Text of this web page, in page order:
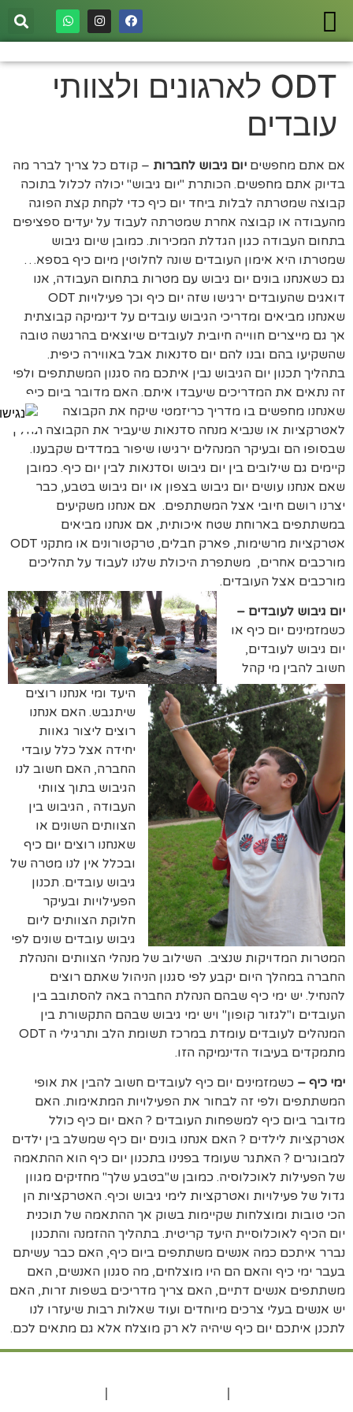
ODT לארגונים ולצוותי
עובדים
אם אתם מחפשים יום גיבוש לחברות – קודם כל צריך לברר מה
בדיוק אתם מחפשים. הכותרת "יום גיבוש" יכולה לכלול בתוכה
קבוצה שמטרתה לבלות ביחד יום כיף כדי לקחת קצת הפוגה
מהעבודה או קבוצה אחרת שמטרתה לעבוד על יעדים ספציפים
בתחום העבודה כגון הגדלת המכירות. כמובן שיום גיבוש
שמטרתו היא אימון העובדים שונה לחלוטין מיום כיף בספא…
גם כשאנחנו בונים יום גיבוש עם מטרות בתחום העבודה, אנו
דואגים שהעובדים ירגישו שזה יום כיף וכך פעילויות ODT
שאנחנו מביאים ומדריכי הגיבוש עובדים על דינמיקה קבוצתית
אך גם מייצרים חווייה חיובית לעובדים שיוצאים בהרגשה טובה
שהשקיעו בהם ובנו להם יום סדנאות אבל באווירה כיפית.
בתהליך תכנון יום הגיבוש נבין איתכם מה סגנון המשתתפים ולפי
זה נתאים את המדריכים שיעבדו איתם. האם מדובר ביום כיף
שאנחנו מחפשים בו מדריך כריזמטי שיקח את הקבוצה
לאטרקציות או שנביא מנחה סדנאות שיעביר את הקבוצה תהליך
שבסופו הם ובעיקר המנהלים ירגישו שיפור במדדים שקבענו.
קיימים גם שילובים בין יום גיבוש וסדנאות לבין יום כיף. כמובן
שאם אנחנו עושים יום גיבוש בצפון או יום גיבוש בטבע, כבר
יצרנו רושם חיובי אצל המשתתפים. אם אנחנו משקיעים
במשתתפים בארוחת שטח איכותית, אם אנחנו מביאים
אטרקציות מרשימות, פארק חבלים, טרקטורונים או מתקני ODT
מורכבים אחרים, משתפרת היכולת שלנו לעבוד על תהליכים
מורכבים אצל העובדים.
יום גיבוש לעובדים –
כשמזמינים יום כיף או
יום גיבוש לעובדים,
חשוב להבין מי קהל
היעד ומי אנחנו רוצים
שיתגבש. האם אנחנו
רוצים ליצור גאוות
יחידה אצל כלל עובדי
החברה, האם חשוב לנו
הגיבוש בתוך צוותי
העבודה , הגיבוש בין
הצוותים השונים או
שאנחנו רוצים יום כיף
ובכלל אין לנו מטרה של
גיבוש עובדים. תכנון
הפעילויות ובעיקר
חלוקת הצוותים ליום
גיבוש עובדים שונים לפי
המטרות המדויקות שנציב. השילוב של מנהלי הצוותים והנהלת
החברה במהלך היום יקבע לפי סגנון הניהול שאתם רוצים
להנחיל. יש ימי כיף שבהם הנהלת החברה באה להסתובב בין
העובדים ו"לגזור קופון" ויש ימי גיבוש שבהם התקשורת בין
המנהלים לעובדים עומדת במרכז תשומת הלב ותרגילי ה ODT
מתמקדים בעיבוד הדינמיקה הזו.
ימי כיף – כשמזמינים יום כיף לעובדים חשוב להבין את אופי
המשתתפים ולפי זה לבחור את הפעילויות המתאימות. האם
מדובר ביום כיף למשפחות העובדים ? האם יום כיף כולל
אטרקציות לילדים ? האם אנחנו בונים יום כיף שמשלב בין ילדים
למבוגרים ? האתגר שעומד בפנינו בתכנון יום כיף הוא ההתאמה
של הפעילות לאוכלוסיה. כמובן ש"בטבע שלך" מחזיקים מגוון
גדול של פעילויות ואטרקציות לימי גיבוש וכיף. האטרקציות הן
הכי טובות ומוצלחות שקיימות בשוק אך ההתאמה של תוכנית
יום הכיף לאוכלוסיית היעד קריטית. בתהליך ההזמנה והתכנון
נברר איתכם כמה אנשים משתתפים ביום כיף, האם כבר עשיתם
בעבר ימי כיף והאם הם היו מוצלחים, מה סגנון האנשים, האם
משתתפים אנשים דתיים, האם צריך מדריכים בשפות זרות, האם
יש אנשים בעלי צרכים מיוחדים ועוד שאלות רבות שיעזרו לנו
לתכנן איתכם יום כיף שיהיה לא רק מוצלח אלא גם מתאים לכם.